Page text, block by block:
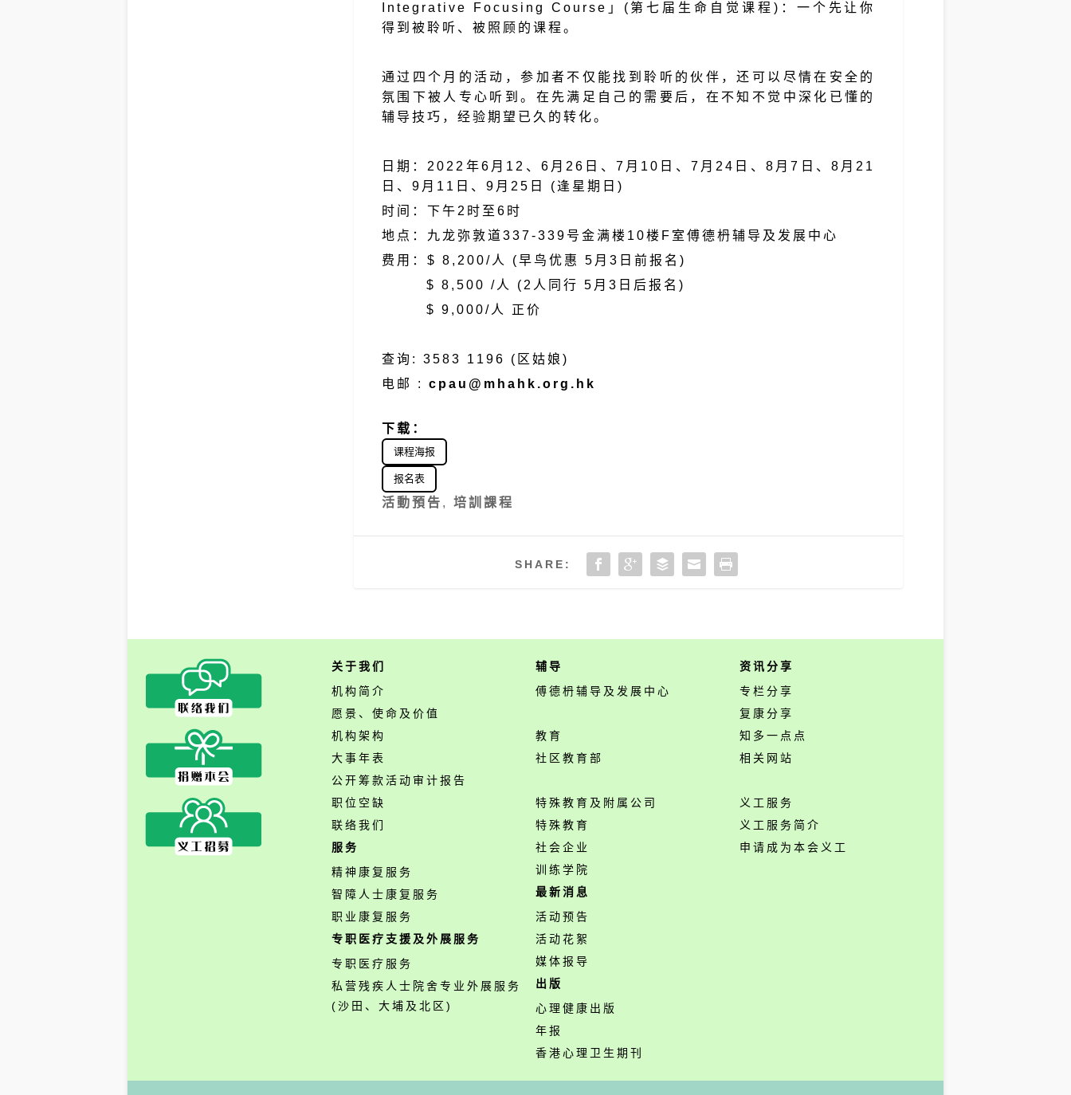
Integrative Focusing Course」(第七届生命自觉课程)：一个先让你
得到被聆听、被照顾的课程。
通过四个月的活动，参加者不仅能找到聆听的伙伴，还可以尽情在安全的
氛围下被人专心听到。在先满足自己的需要后，在不知不觉中深化已懂的
辅导技巧，经验期望已久的转化。
日期：2022年6月12、6月26日、7月10日、7月24日、8月7日、8月21
日、9月11日、9月25日 (逢星期日)
时间：下午2时至6时
地点：九龙弥敦道337-339号金满楼10楼F室傅德枬辅导及发展中心
费用：$ 8,200/人 (早鸟优惠 5月3日前报名)
$ 8,500 /人 (2人同行 5月3日后报名)
$ 9,000/人 正价
查询: 3583 1196 (区姑娘)
电邮 : cpau@mhahk.org.hk
下载 ：
课程海报
报名表
活動預告 , 培訓課程
SHARE:
关于我们
机构简介
愿景、使命及价值
机构架构
大事年表
公开筹款活动审计报告
职位空缺
联络我们
服务
精神康复服务
智障人士康复服务
职业康复服务
专职医疗支援及外展服务
专职医疗服务
私营残疾人士院舍专业外展服务
(沙田、大埔及北区)
辅导
傅德枬辅导及发展中心
教育
社区教育部
特殊教育及附属公司
特殊教育
社会企业
训练学院
最新消息
活动预告
活动花絮
媒体报导
出版
心理健康出版
年报
香港心理卫生期刊
资讯分享
专栏分享
复康分享
知多一点点
相关网站
义工服务
义工服务简介
申请成为本会义工